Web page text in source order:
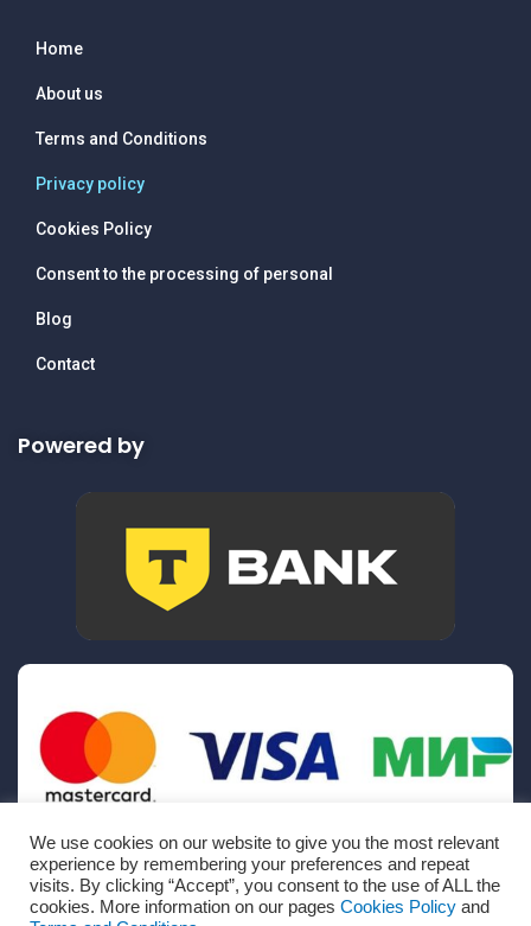
Home
About us
Terms and Conditions
Privacy policy
Cookies Policy
Consent to the processing of personal
Blog
Contact
Powered by
We use cookies on our website to give you the most relevant
experience by remembering your preferences and repeat
visits. By clicking “Accept”, you consent to the use of ALL the
cookies. More information on our pages Cookies Policy and